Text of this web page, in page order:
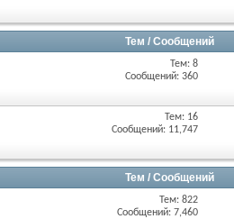
Тем / Сообщений
Тем: 8
Сообщений: 360
Тем: 16
Сообщений: 11,747
Тем / Сообщений
Тем: 822
Сообщений: 7,460